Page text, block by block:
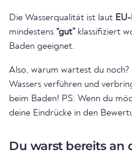
Die Wasserqualität ist laut
mindestens “gut” klassifiziert
Baden geeignet.
Also, warum wartest du noch?
Wassers verführen und
beim Baden! PS: Wenn du
deine Eindrücke in den
Du warst bereits an